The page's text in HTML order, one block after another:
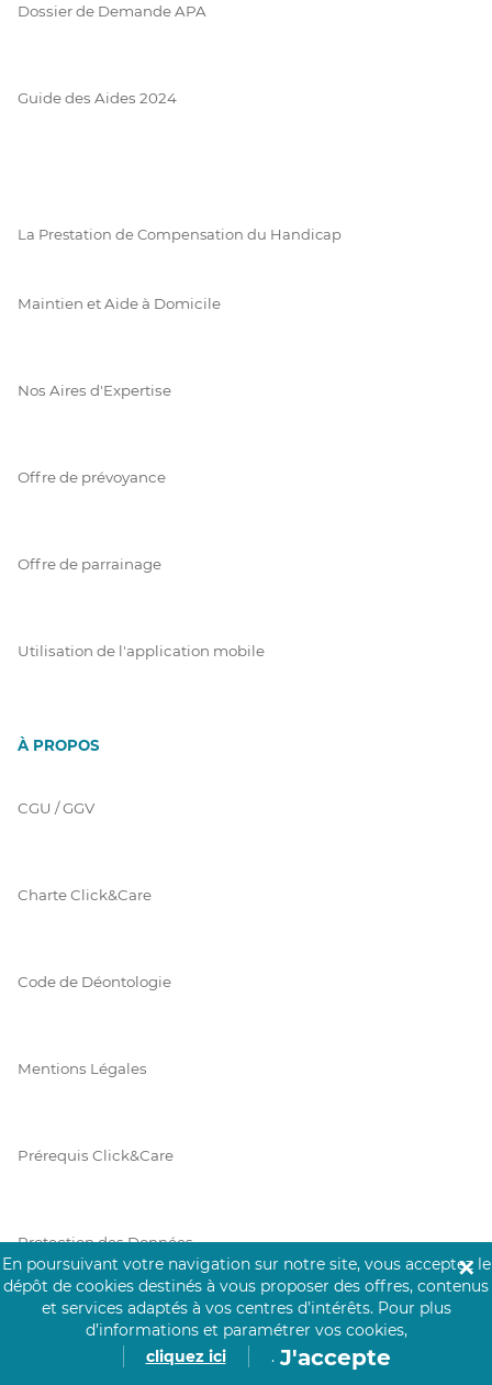
Dossier de Demande APA
Guide des Aides 2024
La Prestation de Compensation du Handicap
Maintien et Aide à Domicile
Nos Aires d'Expertise
Offre de prévoyance
Offre de parrainage
Utilisation de l'application mobile
À PROPOS
CGU / GGV
Charte Click&Care
Code de Déontologie
Mentions Légales
Prérequis Click&Care
Protection des Données
Vie Privée
En poursuivant votre navigation sur notre site, vous acceptez le
dépôt de cookies destinés à vous proposer des offres, contenus
et services adaptés à vos centres d’intérêts. Pour plus
d’informations et paramétrer vos cookies,
cliquez ici
. J'accepte
✕